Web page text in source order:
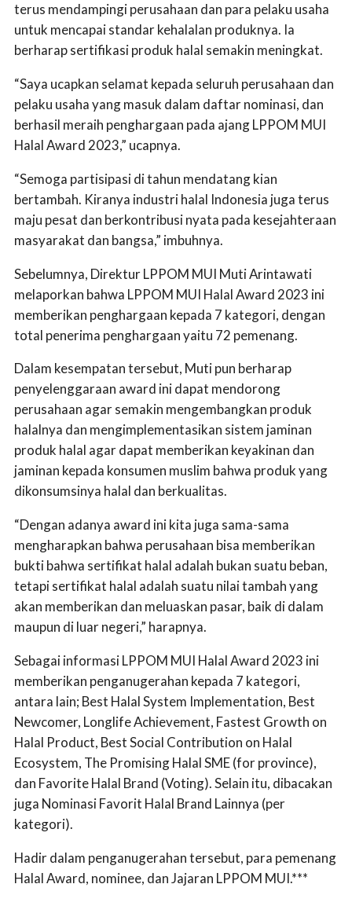
terus mendampingi perusahaan dan para pelaku usaha
untuk mencapai standar kehalalan produknya. Ia
berharap sertifikasi produk halal semakin meningkat.
“Saya ucapkan selamat kepada seluruh perusahaan dan
pelaku usaha yang masuk dalam daftar nominasi, dan
berhasil meraih penghargaan pada ajang LPPOM MUI
Halal Award 2023,” ucapnya.
“Semoga partisipasi di tahun mendatang kian
bertambah. Kiranya industri halal Indonesia juga terus
maju pesat dan berkontribusi nyata pada kesejahteraan
masyarakat dan bangsa,” imbuhnya.
Sebelumnya, Direktur LPPOM MUI Muti Arintawati
melaporkan bahwa LPPOM MUI Halal Award 2023 ini
memberikan penghargaan kepada 7 kategori, dengan
total penerima penghargaan yaitu 72 pemenang.
Dalam kesempatan tersebut, Muti pun berharap
penyelenggaraan award ini dapat mendorong
perusahaan agar semakin mengembangkan produk
halalnya dan mengimplementasikan sistem jaminan
produk halal agar dapat memberikan keyakinan dan
jaminan kepada konsumen muslim bahwa produk yang
dikonsumsinya halal dan berkualitas.
“Dengan adanya award ini kita juga sama-sama
mengharapkan bahwa perusahaan bisa memberikan
bukti bahwa sertifikat halal adalah bukan suatu beban,
tetapi sertifikat halal adalah suatu nilai tambah yang
akan memberikan dan meluaskan pasar, baik di dalam
maupun di luar negeri,” harapnya.
Sebagai informasi LPPOM MUI Halal Award 2023 ini
memberikan penganugerahan kepada 7 kategori,
antara lain; Best Halal System Implementation, Best
Newcomer, Longlife Achievement, Fastest Growth on
Halal Product, Best Social Contribution on Halal
Ecosystem, The Promising Halal SME (for province),
dan Favorite Halal Brand (Voting). Selain itu, dibacakan
juga Nominasi Favorit Halal Brand Lainnya (per
kategori).
Hadir dalam penganugerahan tersebut, para pemenang
Halal Award, nominee, dan Jajaran LPPOM MUI.***